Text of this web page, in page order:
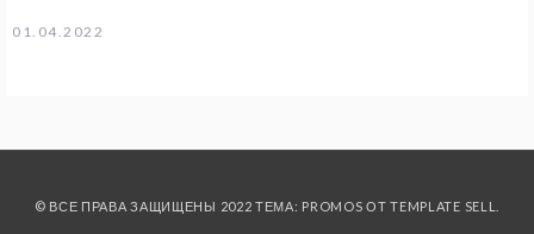
01.04.2022
© ВСЕ ПРАВА ЗАЩИЩЕНЫ 2022 ТЕМА: PROMOS ОТTEMPLATE SELL